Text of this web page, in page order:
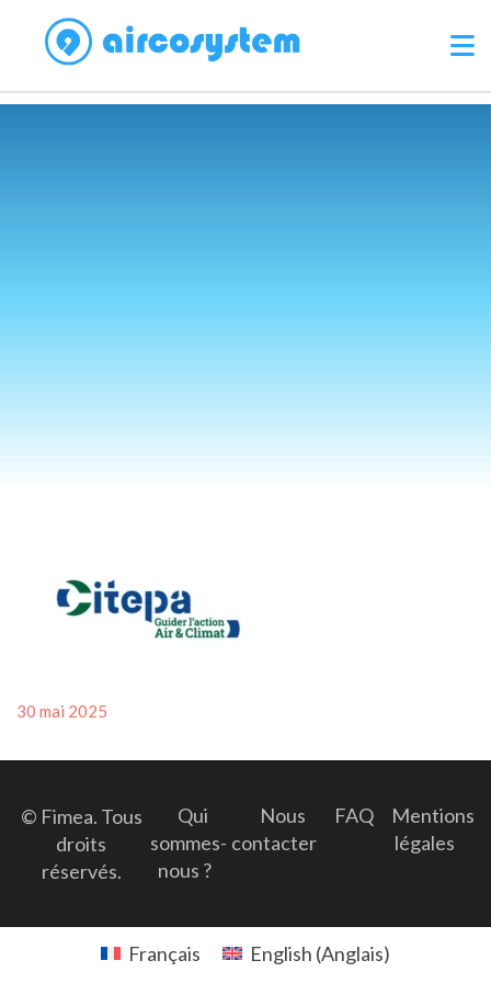
Posted
30 mai 2025
© Fimea. Tous
droits
réservés.
Qui
sommes-
nous ?
Nous
contacter
FAQ
Mentions
légales
Français English (Anglais)